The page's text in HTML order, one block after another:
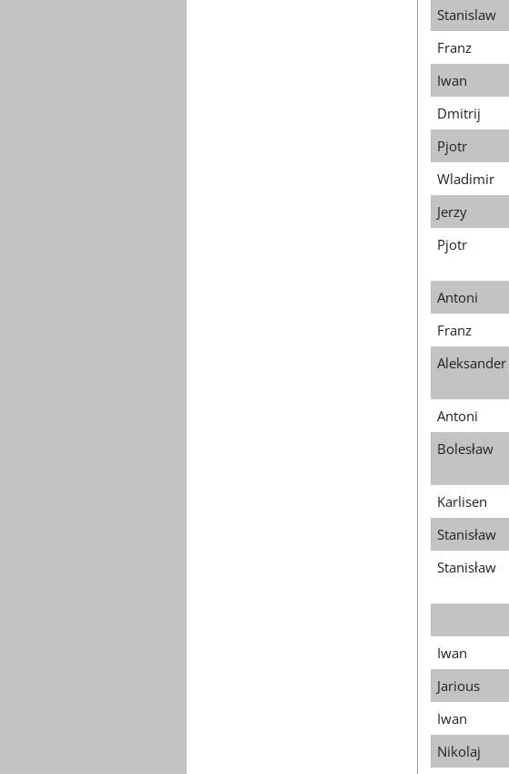
Stanislaw
Franz
Iwan
Dmitrij
Pjotr
Wladimir
Jerzy
Pjotr
Antoni
Franz
Aleksander
Antoni
Bolesław
Karlisen
Stanisław
Stanisław
Iwan
Jarious
Iwan
Nikolaj